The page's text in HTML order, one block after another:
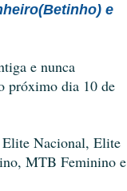
e
e nunca
próximo dia 10 de
Elite Nacional, Elite
MTB Feminino e